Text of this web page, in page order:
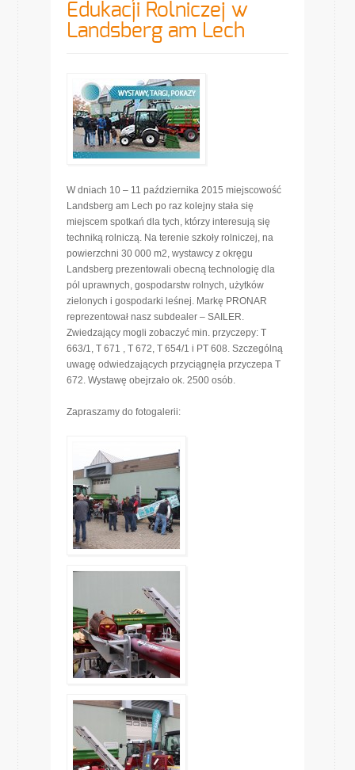
Edukacji Rolniczej w
Landsberg am Lech
W dniach 10 – 11 października 2015 miejscowość
Landsberg am Lech po raz kolejny stała się
miejscem spotkań dla tych, którzy interesują się
techniką rolniczą. Na terenie szkoły rolniczej, na
powierzchni 30 000 m2, wystawcy z okręgu
Landsberg prezentowali obecną technologię dla
pól uprawnych, gospodarstw rolnych, użytków
zielonych i gospodarki leśnej. Markę PRONAR
reprezentował nasz subdealer – SAILER.
Zwiedzający mogli zobaczyć min. przyczepy: T
663/1, T 671 , T 672, T 654/1 i PT 608. Szczególną
uwagę odwiedzających przyciągnęła przyczepa T
672. Wystawę obejrzało ok. 2500 osób.
Zapraszamy do fotogalerii: